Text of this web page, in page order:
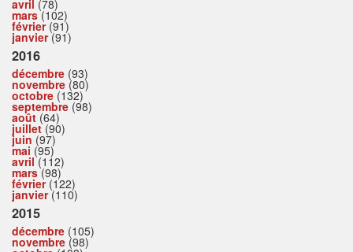
avril(78)
mars(102)
février(91)
janvier(91)
2016
décembre (93)
novembre (80)
octobre (132)
septembre (98)
août (64)
juillet(90)
juin (97)
mai (95)
avril(112)
mars(98)
février(122)
janvier(110)
2015
décembre (105)
novembre (98)